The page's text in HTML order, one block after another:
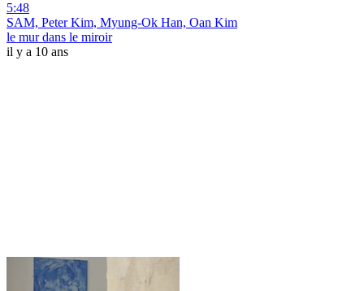
5:48
SAM, Peter Kim, Myung-­Ok Han, Oan Kim
le mur dans le miroir
il y a 10 ans